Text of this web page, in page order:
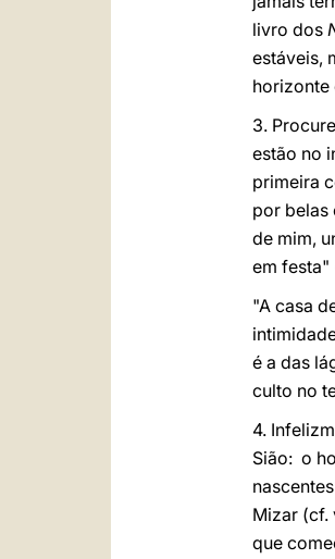
livro dos
estáveis,
horizonte
3.
estão no
primeira
por belas
de mim,
em festa"
"A casa
é a das
culto no
4.
Sião: o
Mizar (cf.
que